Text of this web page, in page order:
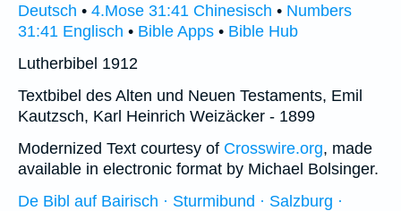
Deutsch • 4.Mose 31:41 Chinesisch • Numbers
31:41 Englisch • Bible Apps • Bible Hub
Lutherbibel 1912
Textbibel des Alten und Neuen Testaments, Emil
Kautzsch, Karl Heinrich Weizäcker - 1899
Modernized Text courtesy of Crosswire.org, made
available in electronic format by Michael Bolsinger.
De Bibl auf Bairisch · Sturmibund · Salzburg ·